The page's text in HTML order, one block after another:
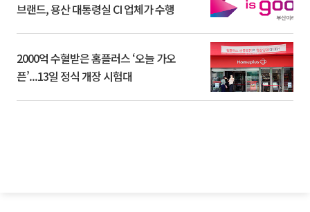
브랜드, 용산 대통령실 CI 업체가 수행
2000억 수혈받은 홈플러스 ‘오늘 가오
픈’...13일 정식 개장 시험대